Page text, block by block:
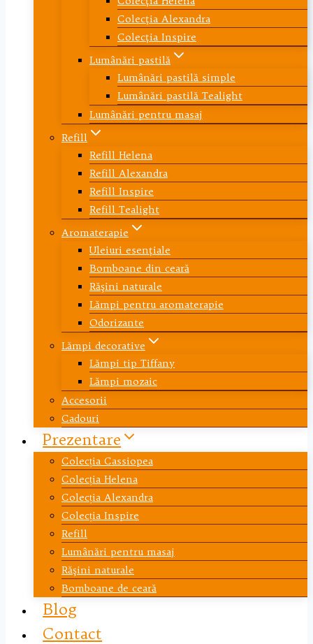
Colecţia Alexandra
Colecţia Inspire
Lumânări pastilă
Lumânări pastilă simple
Lumânări pastilă Tealight
Lumânări pentru masaj
Refill
Refill Helena
Refill Alexandra
Refill Inspire
Refill Tealight
Aromaterapie
Uleiuri esenţiale
Bomboane din ceară
Răşini naturale
Lămpi pentru aromaterapie
Odorizante
Lămpi decorative
Lămpi tip Tiffany
Lămpi mozaic
Accesorii
Cadouri
Prezentare
Colecția Cassiopea
Colecția Helena
Colecția Alexandra
Colecția Inspire
Refill
Lumânări pentru masaj
Răşini naturale
Bomboane de ceară
Blog
Contact